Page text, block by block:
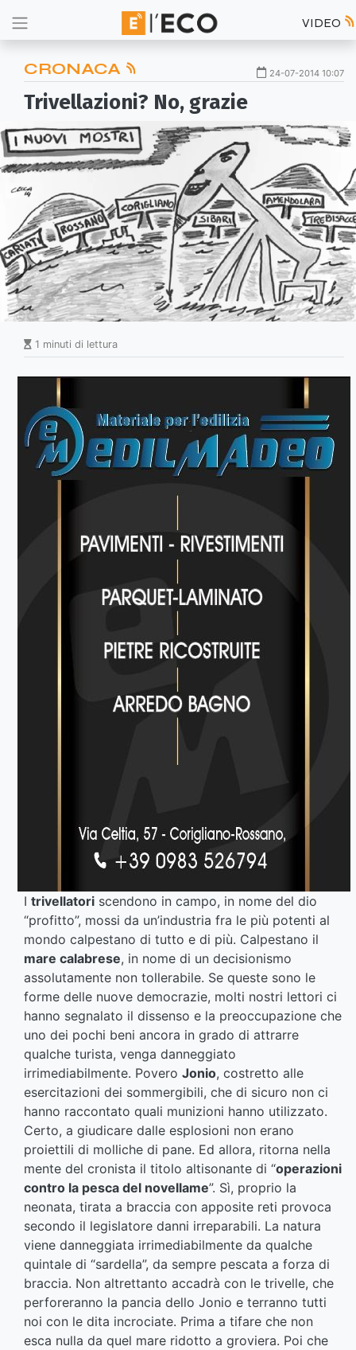
VIDEO
CRONACA 24-07-2014 10:07
Trivellazioni? No, grazie
1 minuti di lettura
I trivellatori scendono in campo, in nome del dio
“profitto”, mossi da un’industria fra le più potenti al
mondo calpestano di tutto e di più. Calpestano il
mare calabrese, in nome di un decisionismo
assolutamente non tollerabile. Se queste sono le
forme delle nuove democrazie, molti nostri lettori ci
hanno segnalato il dissenso e la preoccupazione che
uno dei pochi beni ancora in grado di attrarre
qualche turista, venga danneggiato
irrimediabilmente. Povero Jonio, costretto alle
esercitazioni dei sommergibili, che di sicuro non ci
hanno raccontato quali munizioni hanno utilizzato.
Certo, a giudicare dalle esplosioni non erano
proiettili di molliche di pane. Ed allora, ritorna nella
mente del cronista il titolo altisonante di “operazioni
contro la pesca del novellame”. Sì, proprio la
neonata, tirata a braccia con apposite reti provoca
secondo il legislatore danni irreparabili. La natura
viene danneggiata irrimediabilmente da qualche
quintale di “sardella”, da sempre pescata a forza di
braccia. Non altrettanto accadrà con le trivelle, che
perforeranno la pancia dello Jonio e terranno tutti
noi con le dita incrociate. Prima a tifare che non
esca nulla da quel mare ridotto a groviera. Poi che